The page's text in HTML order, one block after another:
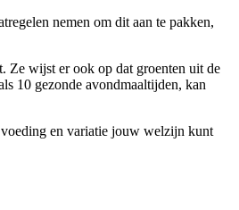
nemen om dit aan te pakken,
Ze wijst er ook op dat groenten uit de
10 gezonde avondmaaltijden, kan
en variatie jouw welzijn kunt